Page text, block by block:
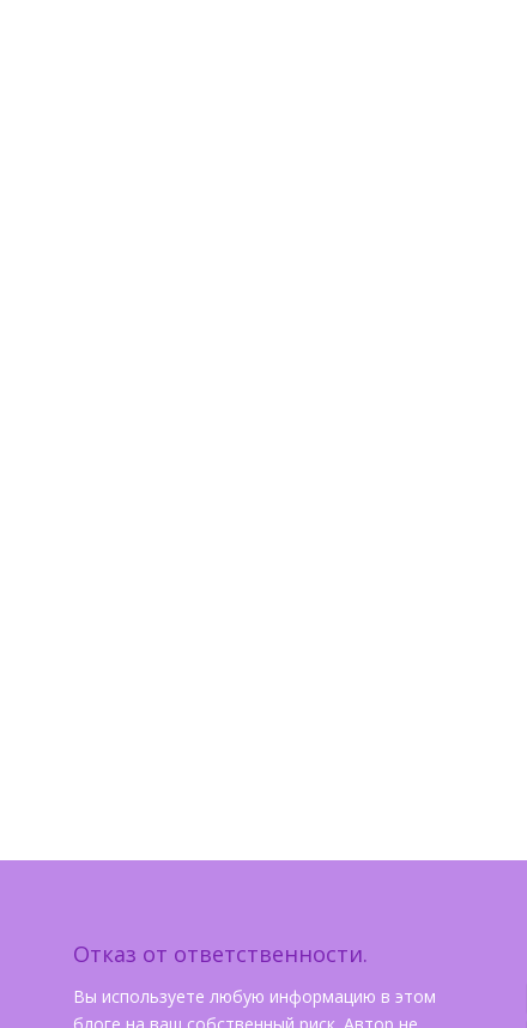
Отказ от ответственности.
Вы используете любую информацию в этом
блоге на ваш собственный риск. Автор не